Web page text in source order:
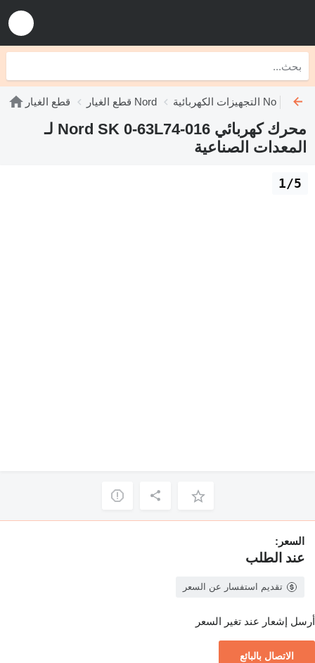
قطع الغيار قطع الغيار Nord التجهيزات الكهربائية Nord
محرك كهربائي Nord SK 0-63L74-016 لـ
المعدات الصناعية
1/5
السعر:
عند الطلب
تقديم استفسار عن السعر
أرسل إشعار عند تغير السعر
الاتصال بالبائع